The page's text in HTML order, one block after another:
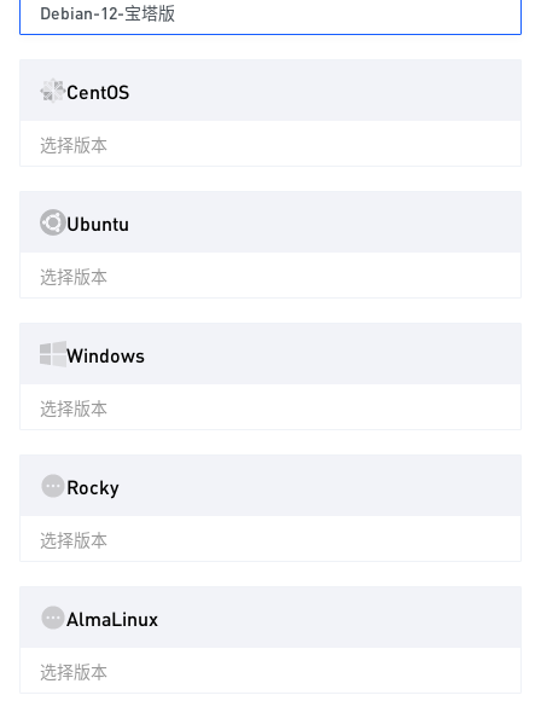
Debian-12-宝塔版
CentOS
选择版本
Ubuntu
选择版本
Windows
选择版本
Rocky
选择版本
AlmaLinux
选择版本